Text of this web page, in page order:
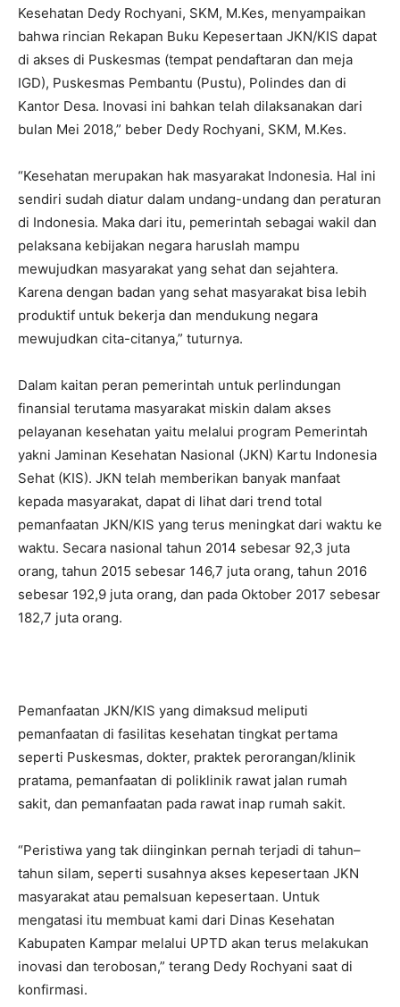
Kesehatan Dedy Rochyani, SKM, M.Kes, menyampaikan
bahwa rincian Rekapan Buku Kepesertaan JKN/KIS dapat
di akses di Puskesmas (tempat pendaftaran dan meja
IGD), Puskesmas Pembantu (Pustu), Polindes dan di
Kantor Desa. Inovasi ini bahkan telah dilaksanakan dari
bulan Mei 2018,” beber Dedy Rochyani, SKM, M.Kes.
“Kesehatan merupakan hak masyarakat Indonesia. Hal ini
sendiri sudah diatur dalam undang-undang dan peraturan
di Indonesia. Maka dari itu, pemerintah sebagai wakil dan
pelaksana kebijakan negara haruslah mampu
mewujudkan masyarakat yang sehat dan sejahtera.
Karena dengan badan yang sehat masyarakat bisa lebih
produktif untuk bekerja dan mendukung negara
mewujudkan cita-citanya,” tuturnya.
Dalam kaitan peran pemerintah untuk perlindungan
finansial terutama masyarakat miskin dalam akses
pelayanan kesehatan yaitu melalui program Pemerintah
yakni Jaminan Kesehatan Nasional (JKN) Kartu Indonesia
Sehat (KIS). JKN telah memberikan banyak manfaat
kepada masyarakat, dapat di lihat dari trend total
pemanfaatan JKN/KIS yang terus meningkat dari waktu ke
waktu. Secara nasional tahun 2014 sebesar 92,3 juta
orang, tahun 2015 sebesar 146,7 juta orang, tahun 2016
sebesar 192,9 juta orang, dan pada Oktober 2017 sebesar
182,7 juta orang.
Pemanfaatan JKN/KIS yang dimaksud meliputi
pemanfaatan di fasilitas kesehatan tingkat pertama
seperti Puskesmas, dokter, praktek perorangan/klinik
pratama, pemanfaatan di poliklinik rawat jalan rumah
sakit, dan pemanfaatan pada rawat inap rumah sakit.
“Peristiwa yang tak diinginkan pernah terjadi di tahun–
tahun silam, seperti susahnya akses kepesertaan JKN
masyarakat atau pemalsuan kepesertaan. Untuk
mengatasi itu membuat kami dari Dinas Kesehatan
Kabupaten Kampar melalui UPTD akan terus melakukan
inovasi dan terobosan,” terang Dedy Rochyani saat di
konfirmasi.